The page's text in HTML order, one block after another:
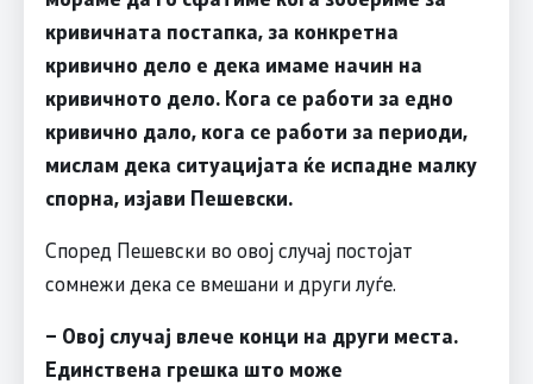
кривичната постапка, за конкретна
кривично дело е дека имаме начин на
кривичното дело. Кога се работи за едно
кривично дало, кога се работи за периоди,
мислам дека ситуацијата ќе испадне малку
спорна, изјави Пешевски.
Според Пешевски во овој случај постојат
сомнежи дека се вмешани и други луѓе.
– Овој случај влече конци на други места.
Единствена грешка што може